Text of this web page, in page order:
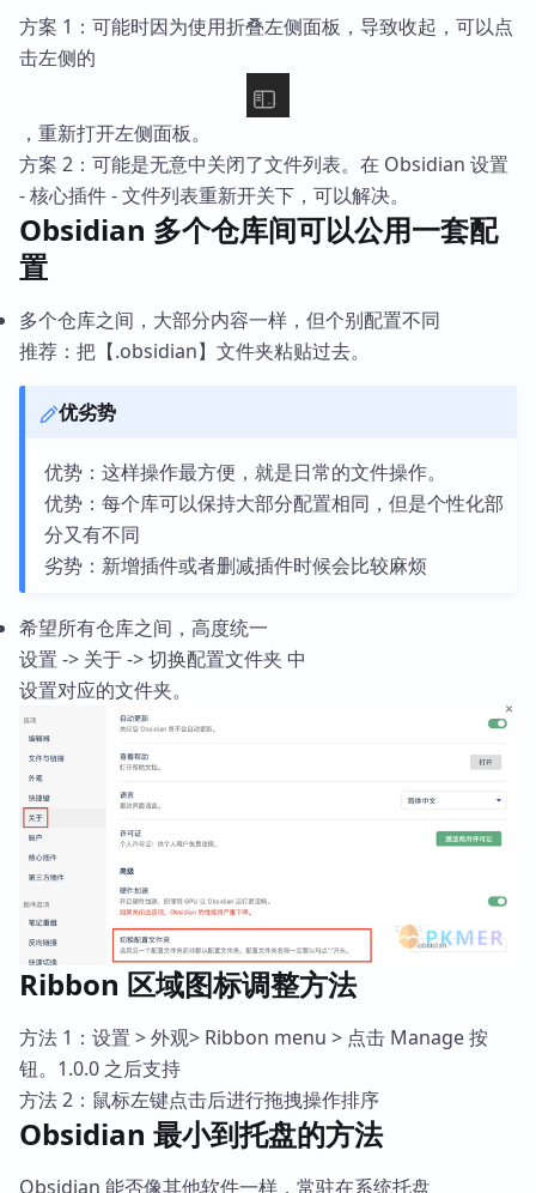
方案 1：可能时因为使用折叠左侧面板，导致收起，可以点
击左侧的
，重新打开左侧面板。
方案 2：可能是无意中关闭了文件列表。在 Obsidian 设置
- 核心插件 - 文件列表重新开关下，可以解决。
Obsidian 多个仓库间可以公用一套配
置
多个仓库之间，大部分内容一样，但个别配置不同
推荐：把【.obsidian】文件夹粘贴过去。
优劣势
优势：这样操作最方便，就是日常的文件操作。
优势：每个库可以保持大部分配置相同，但是个性化部
分又有不同
劣势：新增插件或者删减插件时候会比较麻烦
希望所有仓库之间，高度统一
设置 -> 关于 -> 切换配置文件夹 中
设置对应的文件夹。
Ribbon 区域图标调整方法
方法 1：设置 > 外观> Ribbon menu > 点击 Manage 按
钮。1.0.0 之后支持
方法 2：鼠标左键点击后进行拖拽操作排序
Obsidian 最小到托盘的方法
Obsidian 能否像其他软件一样，常驻在系统托盘